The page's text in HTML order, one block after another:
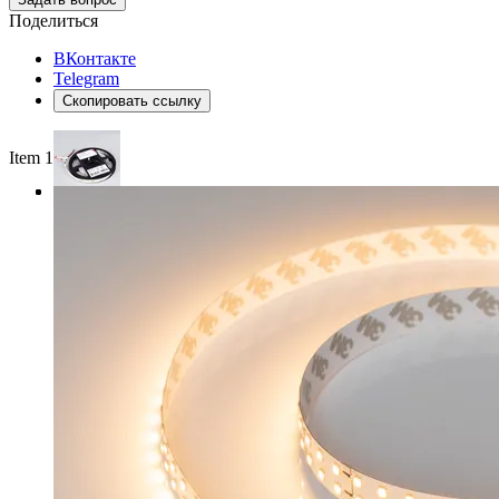
Поделиться
ВКонтакте
Telegram
Скопировать ссылку
Item 1 of 3